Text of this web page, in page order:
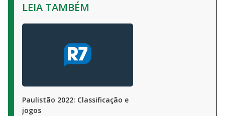
LEIA TAMBÉM
Paulistão 2022: Classificação e
jogos